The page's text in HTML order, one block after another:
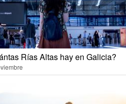
Rías Altas hay en Galicia?